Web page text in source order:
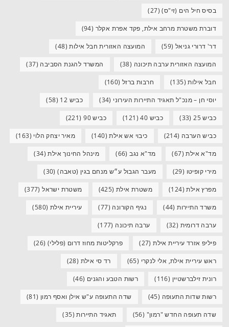
בסיס חיל הים (זי"ס)(27)
דוברת משטרת מרחב אילת, פקד אפרת אקלר (94)
דר' דרורי גניאל (59) המועצה האזורית חבל אילות(48)
המועצה האזורית ערבה תיכונה (38) המשרד להגנת הסביבה (37)
חבל אילות(135) חרבות ברזל (160)
יוסי חן – מנכ"ל תאגיד התיירות העירוני (34) כביש 12 (58)
כביש 25 (33) כביש 40 (121) כביש 90 (221)
כביש הערבה (214) כיבוי אש אילת(140) מאיר יצחק הלוי (163)
מד"א אילת(67) מד"א נגב(66) מינהל החינוך אילת(34)
מירי קופיטו (29) מעבר הגבול ע״ש מנחם בגין (טאבה)(30)
מפרץ אילת(124) משטרת אילת (425) משטרת ישראל(377)
משרד התיירות(44) נגיף הקורונה (77) עיריית אילת (580)
ערבה דרומית (32) ערבה תיכונה (177)
פיליפ אזרד עיריית אילת(27) פרקליטות מחוז דרום (פלילי) (26)
ראש עיריית אילת, אלי לנקרי (65) רד סי אילת (28)
רונית זילברשטיין (116) רשות הטבע והגנים (46)
רשות שדות התעופה (45) שדה התעופה ע"ש אילן ואסף רמון (81)
שדה תעופה החדש "רמון" (56) תאגיד התיירות(35)